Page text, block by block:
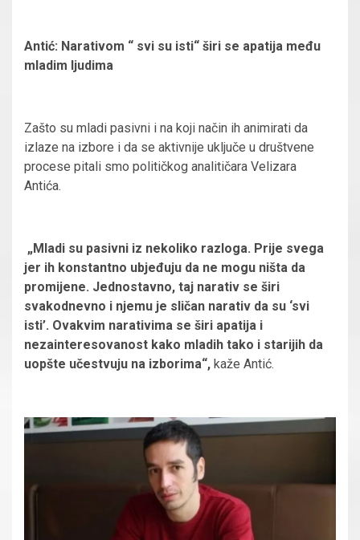
Antić: Narativom “ svi su isti“ širi se apatija među
mladim ljudima
Zašto su mladi pasivni i na koji način ih animirati da
izlaze na izbore i da se aktivnije uključe u društvene
procese pitali smo političkog analitičara Velizara
Antića.
„Mladi su pasivni iz nekoliko razloga. Prije svega
jer ih konstantno ubjeđuju da ne mogu ništa da
promijene. Jednostavno, taj narativ se širi
svakodnevno i njemu je sličan narativ da su ‘svi
isti’. Ovakvim narativima se širi apatija i
nezainteresovanost kako mladih tako i starijih da
uopšte učestvuju na izborima“, kaže Antić.